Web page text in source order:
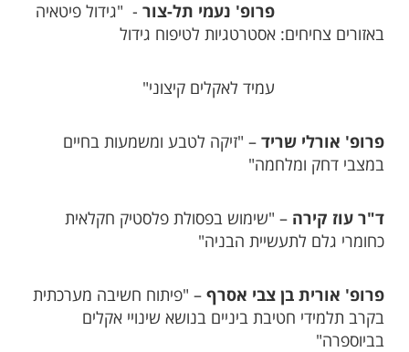
פרופ' נעמי תל-צור - "גידול פיטאיה
באזורים צחיחים: אסטרטגיות לטיפוח גידול
עמיד לאקלים קיצוני"
פרופ' אורלי שריד – "זיקה לטבע ומשמעות בחיים
במצבי דחק ומלחמה"
ד"ר עוז קירה – "שימוש בפסולת פלסטיק חקלאית
כחומרי גלם לתעשיית הבניה"
פרופ' אורית בן צבי אסרף – "פיתוח חשיבה מערכתית
בקרב תלמידי חטיבת ביניים בנושא שינויי אקלים
בביוספרה"